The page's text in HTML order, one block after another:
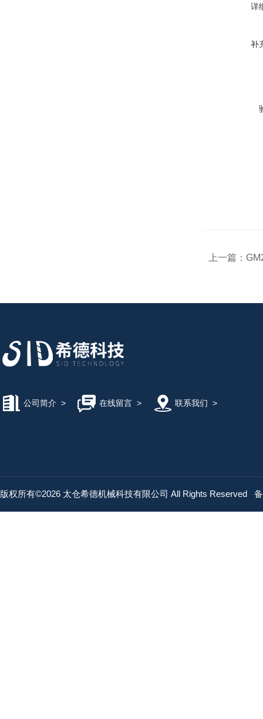
详
补
上一篇：
公司简介 > 在线留言> 联系我们 >
版权所有©2026 太仓希德机械科技有限公司 All Rights Reserved